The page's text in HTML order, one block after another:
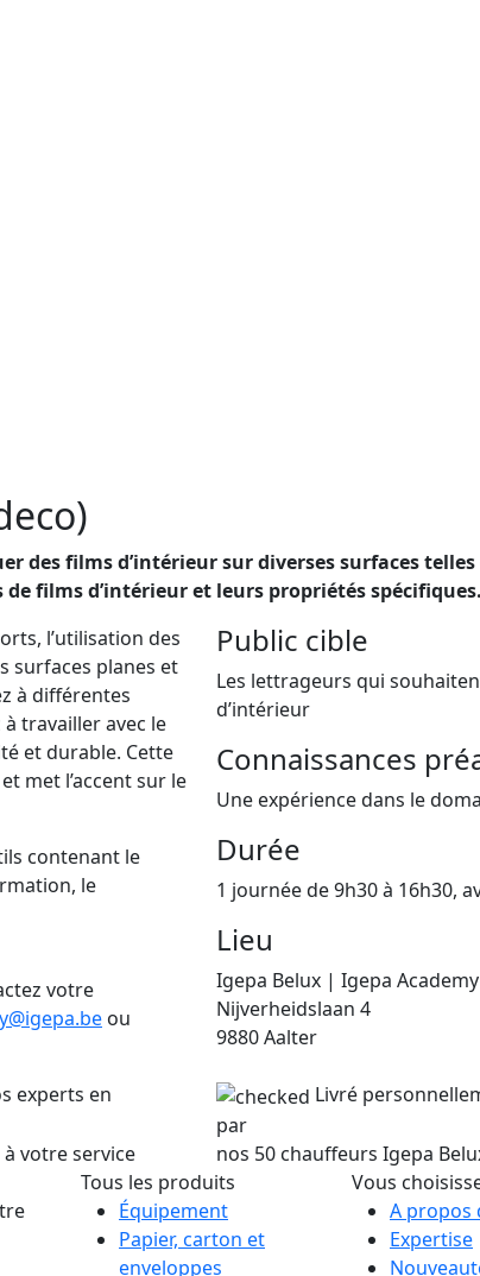
des films d’intérieur sur diverses surfaces
films d’intérieur et leurs propriétés spécifiques.
l’utilisation des
surfaces planes et
à différentes
travailler avec le
et durable. Cette
met l’accent sur le
contenant le
le
votre
ou
Public cible
Les lettrageurs qui
d’intérieur
Connaissances
Une expérience dans le
Durée
1 journée de 9h30 à 16h30,
Lieu
Igepa Belux | Igepa Academy
Nijverheidslaan 4
9880 Aalter
experts en
votre service
Livré
par
nos 50 chauffeurs Igepa
Tous les produits
Équipement
Papier, carton et
enveloppes
Vous
A propos
Expertise